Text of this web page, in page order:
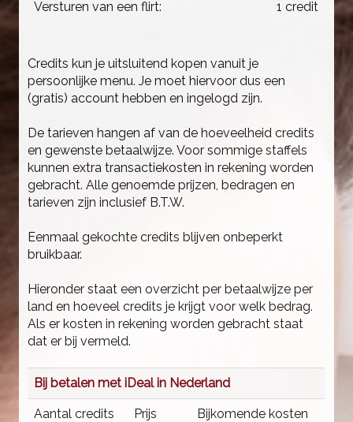
Versturen van een flirt: 1 credit
Credits kun je uitsluitend kopen vanuit je
persoonlijke menu. Je moet hiervoor dus een
(gratis) account hebben en ingelogd zijn.
De tarieven hangen af van de hoeveelheid credits
en gewenste betaalwijze. Voor sommige staffels
kunnen extra transactiekosten in rekening worden
gebracht. Alle genoemde prijzen, bedragen en
tarieven zijn inclusief B.T.W.
Eenmaal gekochte credits blijven onbeperkt
bruikbaar.
Hieronder staat een overzicht per betaalwijze per
land en hoeveel credits je krijgt voor welk bedrag.
Als er kosten in rekening worden gebracht staat
dat er bij vermeld.
Bij betalen met iDeal in Nederland
Aantal credits Prijs Bijkomende kosten